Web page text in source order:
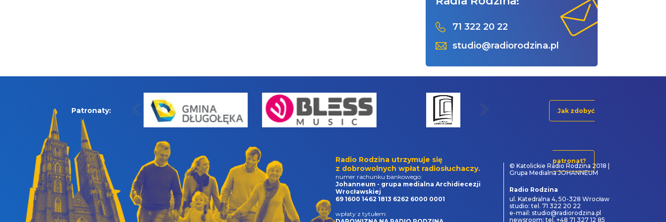
71 322 20 22
studio@radiorodzina.pl
Patronaty: Jak zdobyć
patronat?
Radio Rodzina utrzymuje się
z dobrowolnych wpłat radiosłuchaczy.
numer rachunku bankowego:
Johanneum - grupa medialna Archidiecezji
Wrocławskiej
69 1600 1462 1813 6262 6000 0001
wpłaty z tytułem:
© Katolickie Radio Rodzina 2018 |
Grupa Medialna JOHANNEUM
Radio Rodzina
ul. Katedralna 4, 50-328 Wrocław
studio: tel. 71 322 20 22
e-mail: studio@radiorodzina.pl
newsroom: tel. +48 71 327 12 85